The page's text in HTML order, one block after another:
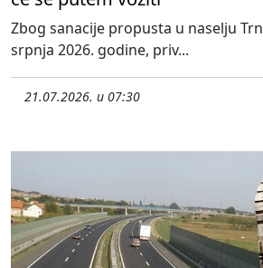
Zbog sanacije propusta u naselju
srpnja 2026. godine, priv...
21.07.2026. u 07:30